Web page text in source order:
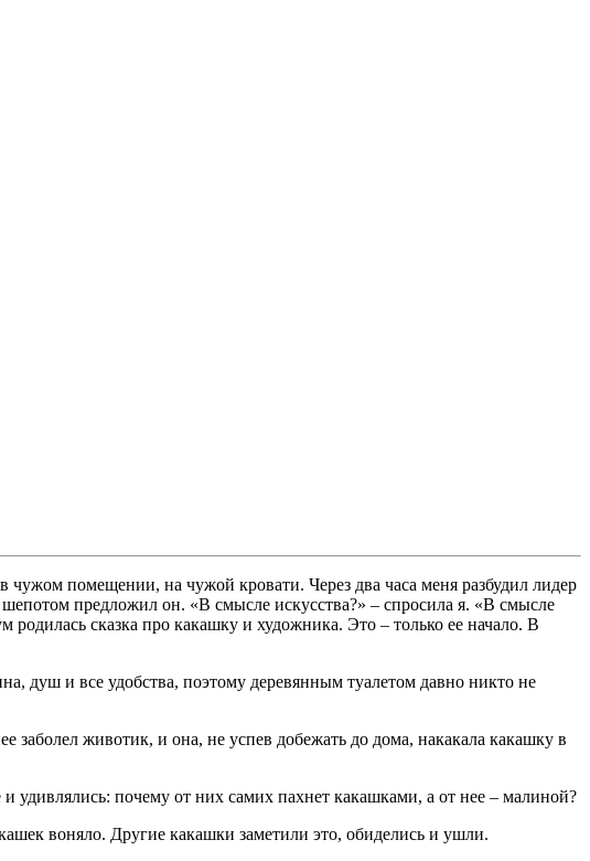
помещении, на чужой кровати. Через два часа меня разбудил лидер
предложил он. «В смысле искусства?» – спросила я. «В смысле
сказка про какашку и художника. Это – только ее начало. В
душ и все удобства, поэтому деревянным туалетом давно никто не
животик, и она, не успев добежать до дома, накакала какашку в
удивлялись: почему от них самих пахнет какашками, а от нее – малиной?
воняло. Другие какашки заметили это, обиделись и ушли.